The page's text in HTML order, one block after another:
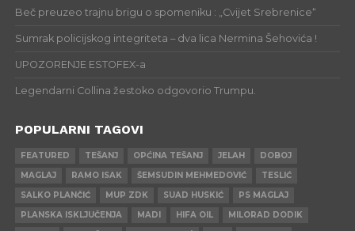
Beč preuzeo trajnu brigu o spomeniku : „Cvijet Srebrenice“
Sumrak policijskog integriteta – dva lica Nermina Šehovića !
UPOZORENJE ESTOFEX-a
Legendarni Collina žestoko odgovorio Trumpu.
POPULARNI TAGOVI
FEATURED TEŠANJ OPĆINA TEŠANJ JELAH
DOBOJ
MAGLAJ
RAMO ISAK ŠEMSUDIN MEHMEDOVIĆ
TESLIĆ
SALKO PLANČIĆ
MUP ZDK SUAD HUSKIĆ
PS MAGLAJ
PLANSKA ISKLJUČENJA
MADI HIFA OIL
MILORAD DODIK